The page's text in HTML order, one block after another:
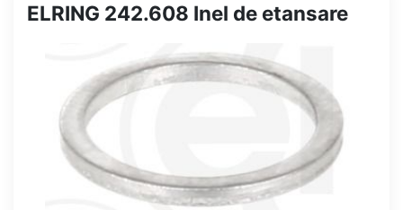
ELRING 242.608 Inel de etansare